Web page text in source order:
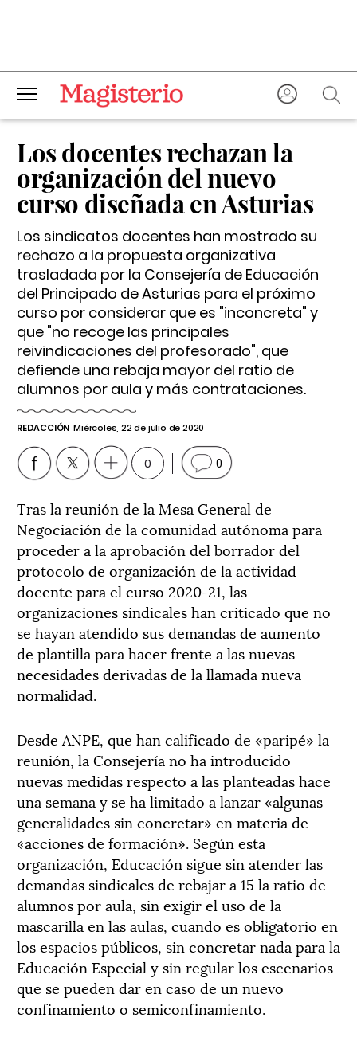
Los docentes rechazan la
organización del nuevo
curso diseñada en Asturias
Los sindicatos docentes han mostrado su
rechazo a la propuesta organizativa
trasladada por la Consejería de Educación
del Principado de Asturias para el próximo
curso por considerar que es "inconcreta" y
que "no recoge las principales
reivindicaciones del profesorado", que
defiende una rebaja mayor del ratio de
alumnos por aula y más contrataciones.
REDACCIÓN Miércoles, 22 de julio de 2020
0 0
Tras la reunión de la Mesa General de
Negociación de la comunidad autónoma para
proceder a la aprobación del borrador del
protocolo de organización de la actividad
docente para el curso 2020-21, las
organizaciones sindicales han criticado que no
se hayan atendido sus demandas de aumento
de plantilla para hacer frente a las nuevas
necesidades derivadas de la llamada nueva
normalidad.
Desde ANPE, que han calificado de «paripé» la
reunión, la Consejería no ha introducido
nuevas medidas respecto a las planteadas hace
una semana y se ha limitado a lanzar «algunas
generalidades sin concretar» en materia de
«acciones de formación». Según esta
organización, Educación sigue sin atender las
demandas sindicales de rebajar a 15 la ratio de
alumnos por aula, sin exigir el uso de la
mascarilla en las aulas, cuando es obligatorio en
los espacios públicos, sin concretar nada para la
Educación Especial y sin regular los escenarios
que se pueden dar en caso de un nuevo
confinamiento o semiconfinamiento.